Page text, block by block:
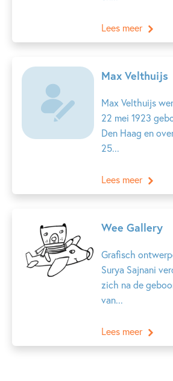
Lees meer
Max Velthuijs
Max Velthuijs
22 mei 1923
Den Haag en
25...
Lees meer
Wee Gallery
Grafisch
Surya Sajnani
zich na de
van...
Lees meer